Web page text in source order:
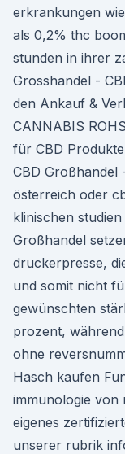
erkrankungen
als 0,2% thc
stunden in ihrer
Grosshandel -
den Ankauf &
CANNABIS
für CBD
CBD Großhandel
österreich oder
klinischen
Großhandel
druckerpresse,
und somit nicht
gewünschten
prozent,
ohne
Hasch kaufen
immunologie von
eigenes
unserer rubrik